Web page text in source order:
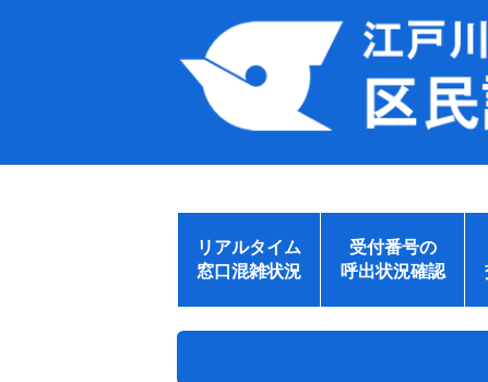
リアルタイム
窓口混雑状況
受付番号の
呼出状況確認